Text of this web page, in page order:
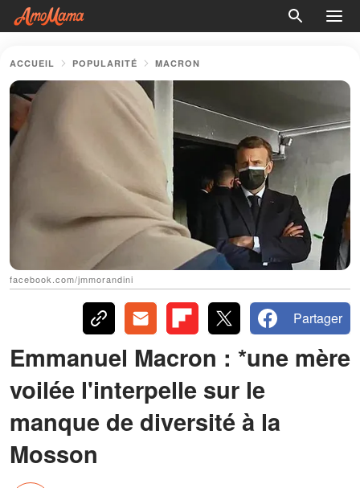
ACCUEIL POPULARITÉ MACRON
facebook.com/jmmorandini
Partager
Emmanuel Macron : *une mère
voilée l'interpelle sur le
manque de diversité à la
Mosson